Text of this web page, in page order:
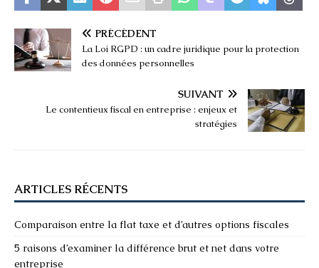
PRÉCÉDENT
La Loi RGPD : un cadre juridique pour la protection
des données personnelles
SUIVANT
Le contentieux fiscal en entreprise : enjeux et
stratégies
ARTICLES RÉCENTS
Comparaison entre la flat taxe et d’autres options fiscales
5 raisons d’examiner la différence brut et net dans votre
entreprise